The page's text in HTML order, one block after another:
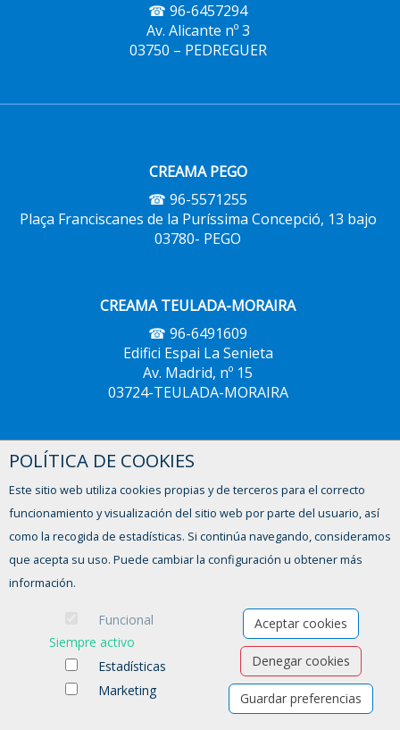
☎ 96-6457294
Av. Alicante nº 3
03750 – PEDREGUER
CREAMA PEGO
☎ 96-5571255
Plaça Franciscanes de la Puríssima Concepció, 13 bajo
03780- PEGO
CREAMA TEULADA-MORAIRA
☎ 96-6491609
Edifici Espai La Senieta
Av. Madrid, nº 15
03724-TEULADA-MORAIRA
CREAMA XÀBIA
☎ 96-5793604
Avinguda del Trenc d'Alba, 2,
POLÍTICA DE COOKIES
Este sitio web utiliza cookies propias y de terceros para el correcto
funcionamiento y visualización del sitio web por parte del usuario, así
como la recogida de estadísticas. Si continúa navegando, consideramos
que acepta su uso. Puede cambiar la configuración u obtener más
información.
Funcional
Siempre activo
Estadísticas
Marketing
Aceptar cookies
Denegar cookies
Guardar preferencias